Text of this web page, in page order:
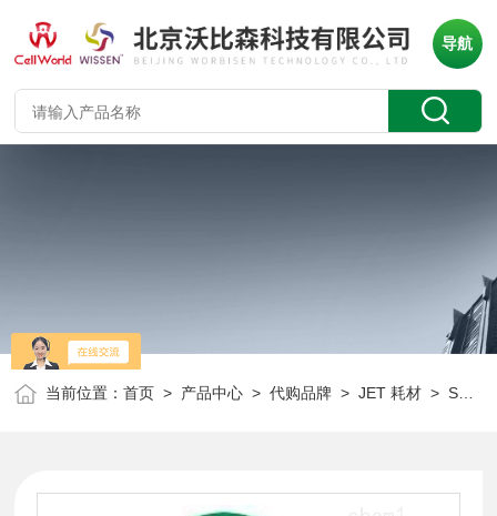
导航
当前位置：首页 > 产品中心 >代购品牌 >JET 耗材 > SCA407030JET 30mm针头式过滤器（单个独立包装）